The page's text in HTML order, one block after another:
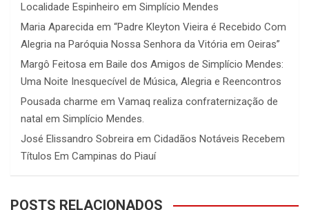
Localidade Espinheiro em Simplício Mendes
Maria Aparecida em “Padre Kleyton Vieira é Recebido Com
Alegria na Paróquia Nossa Senhora da Vitória em Oeiras”
Margô Feitosa em Baile dos Amigos de Simplício Mendes:
Uma Noite Inesquecível de Música, Alegria e Reencontros
Pousada charme em Vamaq realiza confraternização de
natal em Simplício Mendes.
José Elissandro Sobreira em Cidadãos Notáveis Recebem
Títulos Em Campinas do Piauí
POSTS RELACIONADOS